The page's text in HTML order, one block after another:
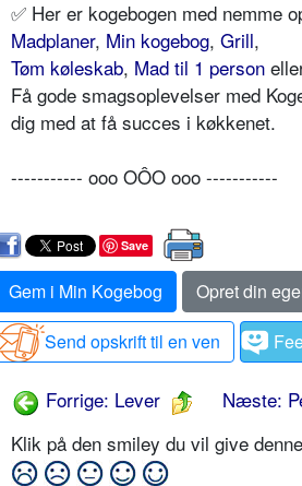
✅ Her er kogebogen med nemme
Madplaner, Min kogebog, Grill,
Tøm køleskab, Mad til 1 person
Få gode smagsoplevelser med
dig med at få succes i køkkenet.
----------- ooo OÔO ooo -----------
Save
Gem i Min Kogebog
Opret din
Send opskrift til en ven
Forrige: Lever
Næste:
Klik på den smiley du vil give